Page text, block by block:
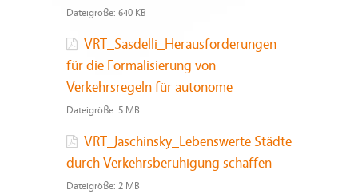
Dateigröße: 640 KB
VRT_Sasdelli_Herausforderungen
für die Formalisierung von
Verkehrsregeln für autonome
Dateigröße: 5 MB
VRT_Jaschinsky_Lebenswerte Städte
durch Verkehrsberuhigung schaffen
Dateigröße: 2 MB